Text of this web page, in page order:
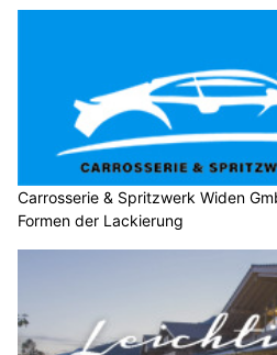
Carrosserie & Spritzwerk Widen
Formen der Lackierung